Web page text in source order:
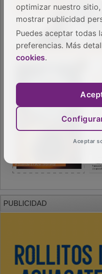
optimizar nuestro
mostrar publicidad
Puedes aceptar todas
preferencias. Más
cookies.
Aceptar